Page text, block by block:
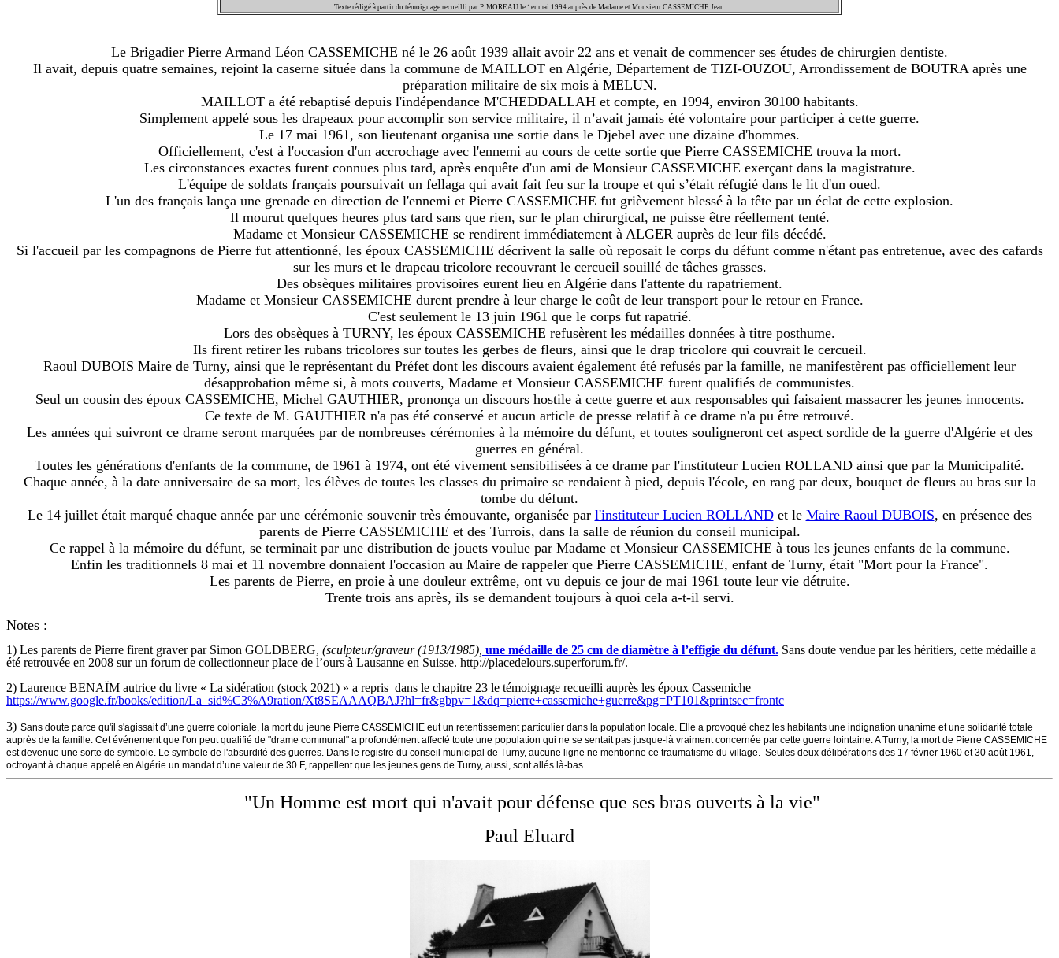
Texte rédigé à partir du témoignage recueilli par P. MOREAU le 1er mai 1994 auprès de Madame et Monsieur CASSEMICHE Jean.
Le Brigadier Pierre Armand Léon CASSEMICHE né le 26 août 1939 allait avoir 22 ans et venait de commencer ses études de chirurgien dentiste.
Il avait, depuis quatre semaines, rejoint la caserne située dans la commune de MAILLOT en Algérie, Département de TIZI-OUZOU, Arrondissement de BOUTRA après une
préparation militaire de six mois à MELUN.
MAILLOT a été rebaptisé depuis l'indépendance M'CHEDDALLAH et compte, en 1994, environ 30100 habitants.
Simplement appelé sous les drapeaux pour accomplir son service militaire, il n’avait jamais été volontaire pour participer à cette guerre.
Le 17 mai 1961, son lieutenant organisa une sortie dans le Djebel avec une dizaine d'hommes.
Officiellement, c'est à l'occasion d'un accrochage avec l'ennemi au cours de cette sortie que Pierre CASSEMICHE trouva la mort.
Les circonstances exactes furent connues plus tard, après enquête d'un ami de Monsieur CASSEMICHE exerçant dans la magistrature.
L'équipe de soldats français poursuivait un fellaga qui avait fait feu sur la troupe et qui s’était réfugié dans le lit d'un oued.
L'un des français lança une grenade en direction de l'ennemi et Pierre CASSEMICHE fut grièvement blessé à la tête par un éclat de cette explosion.
Il mourut quelques heures plus tard sans que rien, sur le plan chirurgical, ne puisse être réellement tenté.
Madame et Monsieur CASSEMICHE se rendirent immédiatement à ALGER auprès de leur fils décédé.
Si l'accueil par les compagnons de Pierre fut attentionné, les époux CASSEMICHE décrivent la salle où reposait le corps du défunt comme n'étant pas entretenue, avec des cafards
sur les murs et le drapeau tricolore recouvrant le cercueil souillé de tâches grasses.
Des obsèques militaires provisoires eurent lieu en Algérie dans l'attente du rapatriement.
Madame et Monsieur CASSEMICHE durent prendre à leur charge le coût de leur transport pour le retour en France.
C'est seulement le 13 juin 1961 que le corps fut rapatrié.
Lors des obsèques à TURNY, les époux CASSEMICHE refusèrent les médailles données à titre posthume.
Ils firent retirer les rubans tricolores sur toutes les gerbes de fleurs, ainsi que le drap tricolore qui couvrait le cercueil.
Raoul DUBOIS Maire de Turny, ainsi que le représentant du Préfet dont les discours avaient également été refusés par la famille, ne manifestèrent pas officiellement leur
désapprobation même si, à mots couverts, Madame et Monsieur CASSEMICHE furent qualifiés de communistes.
Seul un cousin des époux CASSEMICHE, Michel GAUTHIER, prononça un discours hostile à cette guerre et aux responsables qui faisaient massacrer les jeunes innocents.
Ce texte de M. GAUTHIER n'a pas été conservé et aucun article de presse relatif à ce drame n'a pu être retrouvé.
Les années qui suivront ce drame seront marquées par de nombreuses cérémonies à la mémoire du défunt, et toutes souligneront cet aspect sordide de la guerre d'Algérie et des
guerres en général.
Toutes les générations d'enfants de la commune, de 1961 à 1974, ont été vivement sensibilisées à ce drame par l'instituteur Lucien ROLLAND ainsi que par la Municipalité.
Chaque année, à la date anniversaire de sa mort, les élèves de toutes les classes du primaire se rendaient à pied, depuis l'école, en rang par deux, bouquet de fleurs au bras sur la
tombe du défunt.
Le 14 juillet était marqué chaque année par une cérémonie souvenir très émouvante, organisée par l'instituteur Lucien ROLLANDet le Maire Raoul DUBOIS, en présence des
parents de Pierre CASSEMICHE et des Turrois, dans la salle de réunion du conseil municipal.
Ce rappel à la mémoire du défunt, se terminait par une distribution de jouets voulue par Madame et Monsieur CASSEMICHE à tous les jeunes enfants de la commune.
Enfin les traditionnels 8 mai et 11 novembre donnaient l'occasion au Maire de rappeler que Pierre CASSEMICHE, enfant de Turny, était "Mort pour la France".
Les parents de Pierre, en proie à une douleur extrême, ont vu depuis ce jour de mai 1961 toute leur vie détruite.
Trente trois ans après, ils se demandent toujours à quoi cela a-t-il servi.
Notes :
1) Les parents de Pierre firent graver par Simon GOLDBERG, (sculpteur/graveur (1913/1985), une médaille de 25 cm de diamètre à l’effigie du défunt. Sans doute vendue par les héritiers, cette médaille a
été retrouvée en 2008 sur un forum de collectionneur place de l’ours à Lausanne en Suisse. http://placedelours.superforum.fr/.
2) Laurence BENAÏM autrice du livre « La sidération (stock 2021) » a repris dans le chapitre 23 le témoignage recueilli auprès les époux Cassemiche
https://www.google.fr/books/edition/La_sid%C3%A9ration/Xt8SEAAAQBAJ?hl=fr&gbpv=1&dq=pierre+cassemiche+guerre&pg=PT101&printsec=frontc
3) Sans doute parce qu'il s'agissait d’une guerre coloniale, la mort du jeune Pierre CASSEMICHE eut un retentissement particulier dans la population locale. Elle a provoqué chez les habitants une indignation unanime et une solidarité totale
auprès de la famille. Cet événement que l'on peut qualifié de "drame communal" a profondément affecté toute une population qui ne se sentait pas jusque-là vraiment concernée par cette guerre lointaine. A Turny, la mort de Pierre CASSEMICHE
est devenue une sorte de symbole. Le symbole de l'absurdité des guerres. Dans le registre du conseil municipal de Turny, aucune ligne ne mentionne ce traumatisme du village. Seules deux délibérations des 17 février 1960 et 30 août 1961,
octroyant à chaque appelé en Algérie un mandat d’une valeur de 30 F, rappellent que les jeunes gens de Turny, aussi, sont allés là-bas.
"Un Homme est mort qui n'avait pour défense que ses bras ouverts à la vie"
Paul Eluard